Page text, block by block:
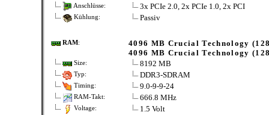
Anschlüsse: 3x PCIe 2.0, 2x PCIe 1.0, 2x PCI
Kühlung: Passiv
RAM:
4096 MB Crucial Technology
4096 MB Crucial Technology
Size: 8192 MB
Typ: DDR3-SDRAM
Timing: 9.0-9-9-24
RAM-Takt: 666.8 MHz
Voltage: 1.5 Volt